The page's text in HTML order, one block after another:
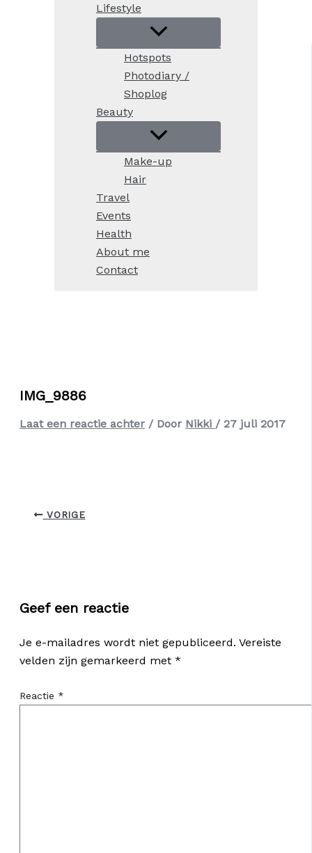
Lifestyle
Hotspots
Photodiary /
Shoplog
Beauty
Make-up
Hair
Travel
Events
Health
About me
Contact
IMG_9886
Laat een reactie achter / Door Nikki / 27 juli 2017
VORIGE
Geef een reactie
Je e-mailadres wordt niet gepubliceerd. Vereiste
velden zijn gemarkeerd met *
Reactie *